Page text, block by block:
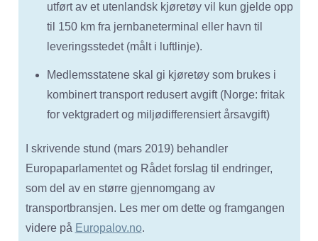
utført av et utenlandsk kjøretøy vil kun gjelde opp
til 150 km fra jernbaneterminal eller havn til
leveringsstedet (målt i luftlinje).
Medlemsstatene skal gi kjøretøy som brukes i
kombinert transport redusert avgift (Norge: fritak
for vektgradert og miljødifferensiert årsavgift)
I skrivende stund (mars 2019) behandler
Europaparlamentet og Rådet forslag til endringer,
som del av en større gjennomgang av
transportbransjen. Les mer om dette og framgangen
videre på Europalov.no.